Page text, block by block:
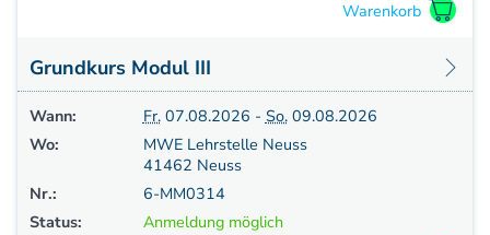
Counterstrain I
Muskel-Energie
Craniale Osteopathie I
Viszerale Ostepathie I
Integration
MFR/Lymphatics
Grundkurs Modul III
Wann: Fr.07.08.2026 - So.09.08.2026
Wo:
MWE Lehrstelle Neuss
41462 Neuss
Nr.:
6-MM0314
Status:
Anmeldung möglich